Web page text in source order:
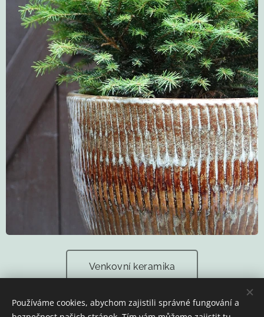
Venkovní keramika
Používáme cookies, abychom zajistili správné fungování a